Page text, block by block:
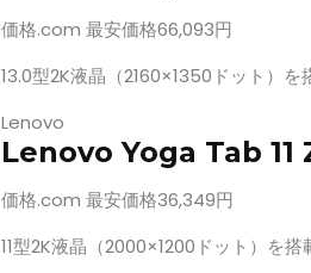
価格.com 最安価格66,093円
13.0型2K液晶（2160×1350ドット）
Lenovo
Lenovo Yoga Tab 11
価格.com 最安価格36,349円
11型2K液晶（2000×1200ドット）を